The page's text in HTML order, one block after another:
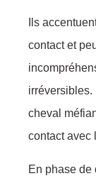
Ils
contact et
irréversibles.
cheval
contact avec
En phase de